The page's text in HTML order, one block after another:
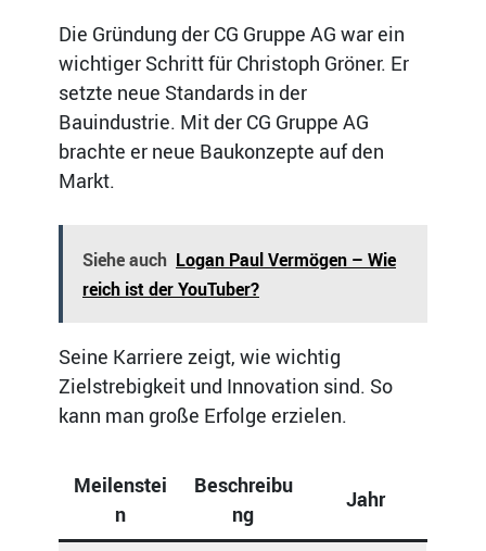
Die Gründung der CG Gruppe AG war ein
wichtiger Schritt für Christoph Gröner. Er
setzte neue Standards in der
Bauindustrie. Mit der CG Gruppe AG
brachte er neue Baukonzepte auf den
Markt.
Siehe auch Logan Paul Vermögen – Wie
reich ist der YouTuber?
Seine Karriere zeigt, wie wichtig
Zielstrebigkeit und Innovation sind. So
kann man große Erfolge erzielen.
Meilenstei
n
Beschreibu
ng
Jahr